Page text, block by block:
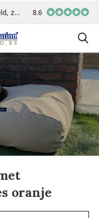
Gratis verzending
8.6
oranje